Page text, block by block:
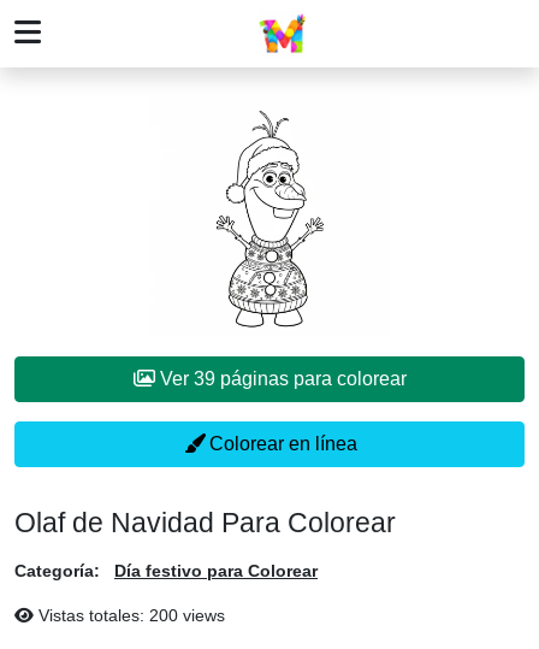
Ver 39 páginas para colorear
Colorear en línea
Olaf de Navidad Para Colorear
Categoría: Día festivo para Colorear
Vistas totales: 200 views